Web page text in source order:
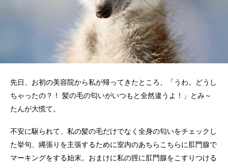
先日、お初の美容院から私が帰ってきたところ、「うわ。どうし
ちゃったの？！ 髪の毛の匂いがいつもと全然違うよ！」とみ～
たんが大慌て。
不安に駆られて、私の髪の毛だけでなく全身の匂いをチェックし
た挙句、縄張りを主張するために室内のあちらこちらに肛門腺で
マーキングをする始末。おまけに私の脛に肛門腺をこすりつける